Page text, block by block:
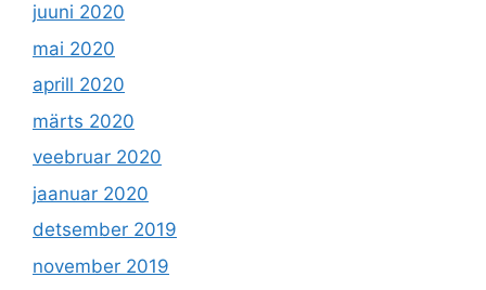
juuni 2020
mai 2020
aprill 2020
märts 2020
veebruar 2020
jaanuar 2020
detsember 2019
november 2019